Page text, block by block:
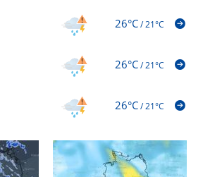
26°C/21°C
26°C/21°C
26°C/21°C